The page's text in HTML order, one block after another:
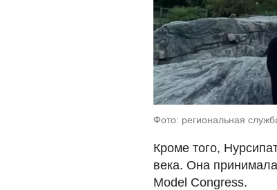
Фото: региональная
Кроме того,
века. Она
Model Congress.